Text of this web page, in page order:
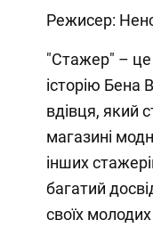
Режисер:
"Стажер" – це
історію Бена
вдівця, який
магазині
інших
багатий
своїх